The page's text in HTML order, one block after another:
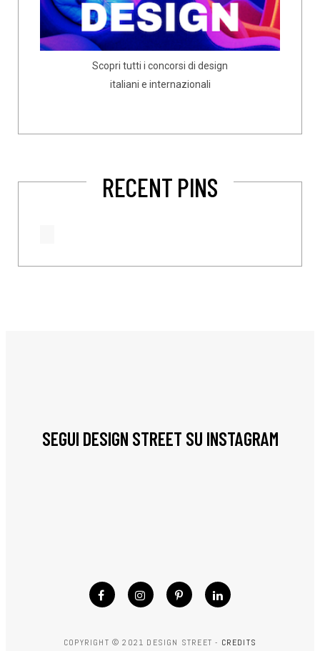
Scopri tutti i concorsi di design
italiani e internazionali
RECENT PINS
SEGUI DESIGN STREET SU INSTAGRAM
COPYRIGHT © 2021 DESIGN STREET - CREDITS